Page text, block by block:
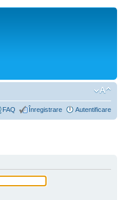
FAQ Înregistrare Autentificare